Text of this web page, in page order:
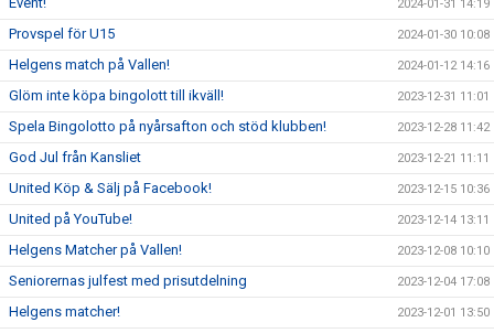
2024-01-31 14:19
Provspel för U15 2024-01-30 10:08
Helgens match på Vallen! 2024-01-12 14:16
Glöm inte köpa bingolott till ikväll! 2023-12-31 11:01
Spela Bingolotto på nyårsafton och stöd klubben! 2023-12-28 11:42
God Jul från Kansliet 2023-12-21 11:11
United Köp & Sälj på Facebook! 2023-12-15 10:36
United på YouTube! 2023-12-14 13:11
Helgens Matcher på Vallen! 2023-12-08 10:10
Seniorernas julfest med prisutdelning 2023-12-04 17:08
Helgens matcher! 2023-12-01 13:50